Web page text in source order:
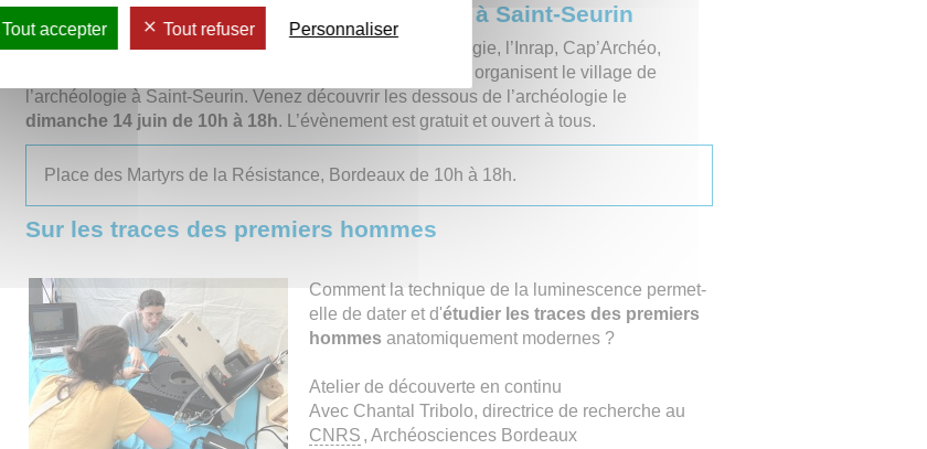
Le village de l’archéologie de Bordeaux à Saint-Seurin
À l’occasion de la 17 édition des Journées de l’Archéologie, l’Inrap, Cap’Archéo,
l’Université Bordeaux Montaigne et le Musée d’Aquitaine organisent le village de
l’archéologie à Saint-Seurin. Venez découvrir les dessous de l’archéologie le
dimanche 14 juin de 10h à 18h. L’évènement est gratuit et ouvert à tous.
Place des Martyrs de la Résistance, Bordeaux de 10h à 18h.
Sur les traces des premiers hommes
Comment la technique de la luminescence permet-
elle de dater et d'étudier les traces des premiers
hommes anatomiquement modernes ?
Atelier de découverte en continu
Avec Chantal Tribolo, directrice de recherche au
CNRS , Archéosciences Bordeaux
Tout accepter Tout refuser Personnaliser